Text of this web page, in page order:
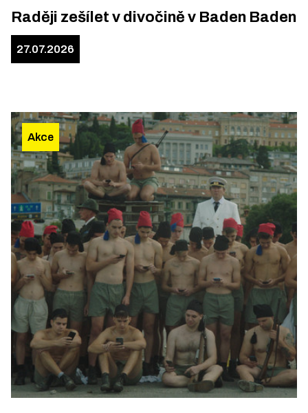
Raději zešílet v divočině v Baden Baden
27.07.2026
Akce